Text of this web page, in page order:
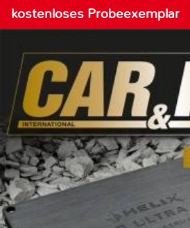
kostenloses Probeexemplar